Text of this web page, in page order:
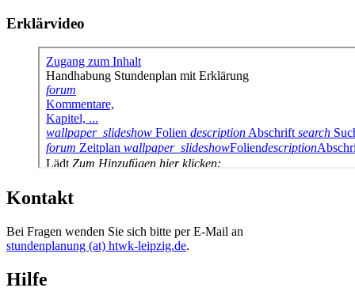
Erklärvideo
Kontakt
Bei Fragen wenden Sie sich bitte per E-Mail an
stundenplanung (at) htwk-leipzig.de.
Hilfe